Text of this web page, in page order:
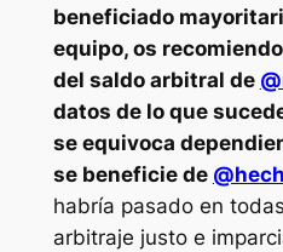
beneficiado
equipo, os
del saldo arbitral de
datos de lo que
se equivoca
se beneficie de
habría pasado en
arbitraje justo e